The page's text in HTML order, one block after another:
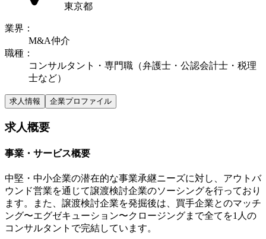
東京都
業界 ：
M&A仲介
職種 ：
コンサルタント・専門職（弁護士・公認会計士・税理
士など）
求人情報 企業プロファイル
求人概要
事業・サービス概要
中堅・中小企業の潜在的な事業承継ニーズに対し、アウトバ
ウンド営業を通じて譲渡検討企業のソーシングを行っており
ます。また、譲渡検討企業を発掘後は、買手企業とのマッチ
ング〜エグゼキューション〜クロージングまで全てを1人の
コンサルタントで完結しています。